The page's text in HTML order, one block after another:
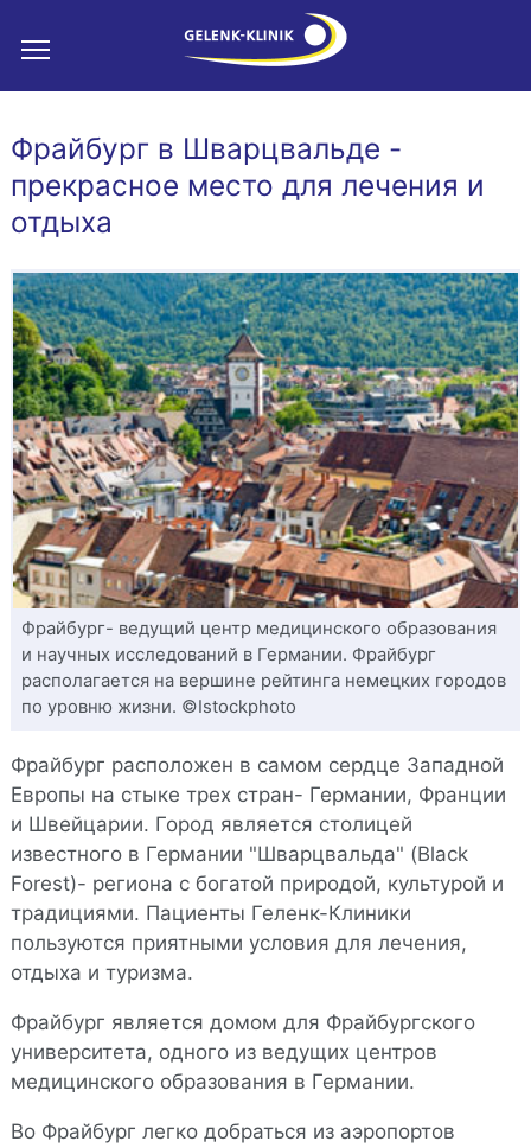
Фрайбург в Шварцвальде -
прекрасное место для лечения и
отдыха
Фрайбург- ведущий центр медицинского образования
и научных исследований в Германии. Фрайбург
располагается на вершине рейтинга немецких городов
по уровню жизни. ©Istockphoto
Фрайбург расположен в самом сердце Западной
Европы на стыке трех стран- Германии, Франции
и Швейцарии. Город является столицей
известного в Германии "Шварцвальда" (Black
Forest)- региона с богатой природой, культурой и
традициями. Пациенты Геленк-Клиники
пользуются приятными условия для лечения,
отдыха и туризма.
Фрайбург является домом для Фрайбургского
университета, одного из ведущих центров
медицинского образования в Германии.
Во Фрайбург легко добраться из аэропортов